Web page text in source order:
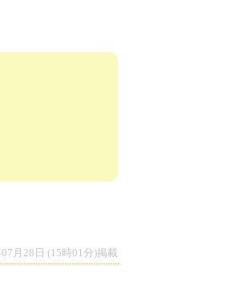
月28日 (15時01分)掲載